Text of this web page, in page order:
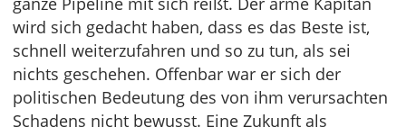
wird sich gedacht haben, dass es das Beste ist,
schnell weiterzufahren und so zu tun, als sei
nichts geschehen. Offenbar war er sich der
politischen Bedeutung des von ihm verursachten
Schadens nicht bewusst. Eine Zukunft als